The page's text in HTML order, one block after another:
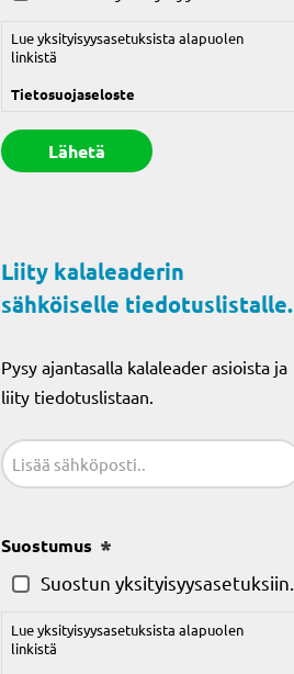
Lue yksityisyysasetuksista alapuolen
linkistä
Tietosuojaseloste
Liity kalaleaderin
sähköiselle tiedotuslistalle.
Pysy ajantasalla kalaleader asioista ja
liity tiedotuslistaan.
Sähköposti
Suostumus
Suostun yksityisyysasetuksiin.
Lue yksityisyysasetuksista alapuolen
linkistä